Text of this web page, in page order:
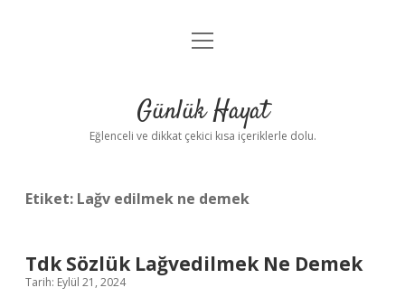
Anasayfa
Yasal Uyarı
menüyü
Günlük Hayat
Eğlenceli ve dikkat çekici kısa içeriklerle dolu.
Etiket: Lağv edilmek ne demek
Tdk Sözlük Lağvedilmek Ne Demek
Tarih: Eylül 21, 2024